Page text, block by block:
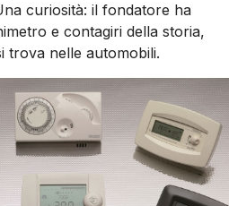
curiosità: il fondatore ha
e contagiri della storia,
trova nelle automobili.